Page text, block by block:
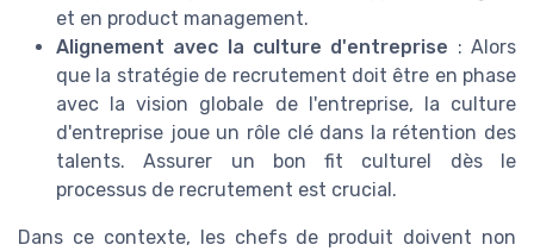
et en product management.
Alignement avec la culture d'entreprise : Alors
que la stratégie de recrutement doit être en phase
avec la vision globale de l'entreprise, la culture
d'entreprise joue un rôle clé dans la rétention des
talents. Assurer un bon fit culturel dès le
processus de recrutement est crucial.
Dans ce contexte, les chefs de produit doivent non